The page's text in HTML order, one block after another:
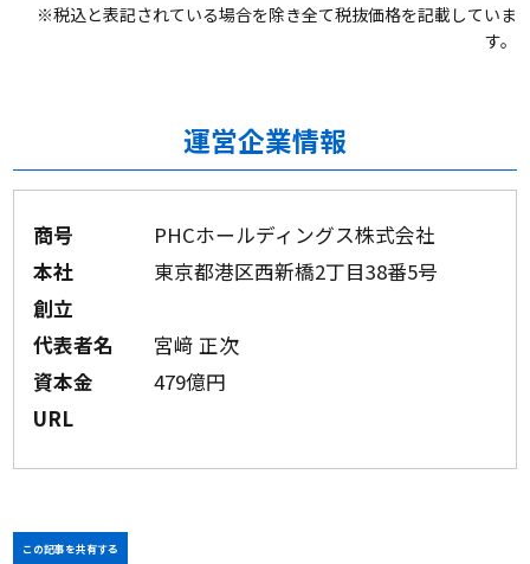
※税込と表記されている場合を除き全て税抜価格を記載していま
す。
運営企業情報
商号
PHCホールディングス株式会社
本社
東京都港区西新橋2丁目38番5号
創立
代表者名
宮﨑 正次
資本金
479億円
URL
この記事を共有する